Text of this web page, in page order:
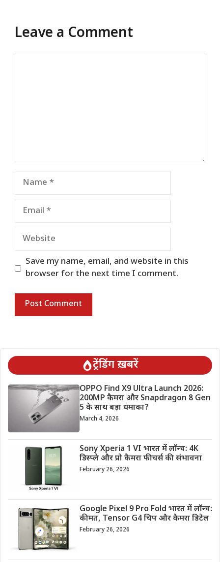
Leave a Comment
Name
Email
Website
Save my name, email, and website in this
browser for the next time I comment.
ट्रेंडिंग ख़बरें
OPPO Find X9 Ultra Launch 2026:
200MP कैमरा और Snapdragon 8 Gen
5 के साथ बड़ा धमाका?
March 4, 2026
Sony Xperia 1 VI भारत में लॉन्च: 4K
डिस्प्ले और प्रो कैमरा फीचर्स की संभावना
February 26, 2026
Google Pixel 9 Pro Fold भारत में लॉन्च:
कीमत, Tensor G4 चिप और कैमरा डिटेल
February 26, 2026